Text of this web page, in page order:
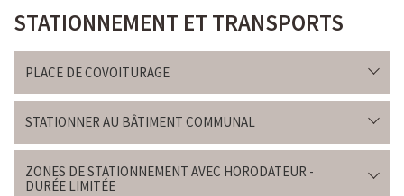
Av. de la Gare 33 - CP 396 - Châtel-St-Denis
STATIONNEMENT ET TRANSPORTS
PLACE DE COVOITURAGE
STATIONNER AU BÂTIMENT COMMUNAL
ZONES DE STATIONNEMENT AVEC HORODATEUR -
DURÉE LIMITÉE